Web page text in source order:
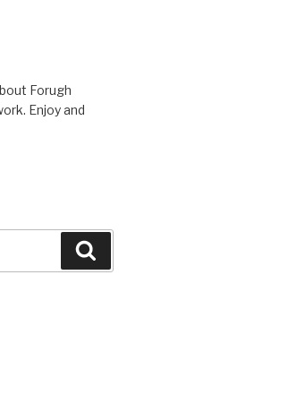
Forugh
Enjoy and